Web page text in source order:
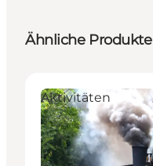
Ähnliche Produkte
Aktivitäten